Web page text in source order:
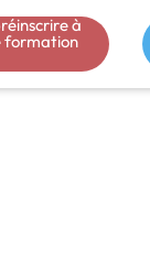
à
formation